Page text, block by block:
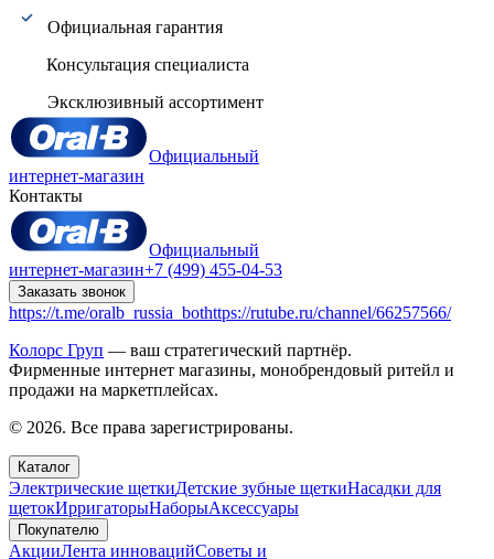
Официальная гарантия
Консультация специалиста
Эксклюзивный ассортимент
Официальный
интернет-магазин
Контакты
Официальный
интернет-магазин+7 (499) 455-04-53
Заказать звонок
https://t.me/oralb_russia_bothttps://rutube.ru/channel/66257566/
Колорс Груп — ваш стратегический партнёр.
Фирменные интернет магазины, монобрендовый ритейл и
продажи на маркетплейсах.
© 2026. Все права зарегистрированы.
Каталог
Электрические щеткиДетские зубные щеткиНасадки для
щетокИрригаторыНаборыАксессуары
Покупателю
АкцииЛента инновацийСоветы и